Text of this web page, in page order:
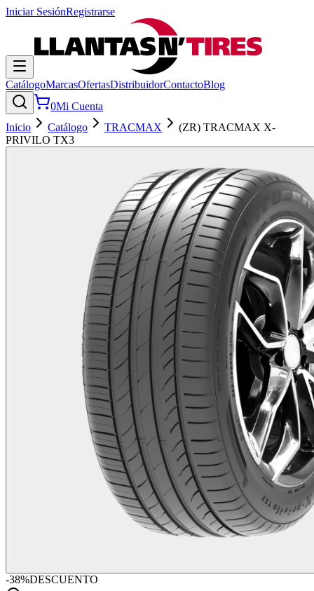
Iniciar SesiónRegistrarse
CatálogoMarcasOfertasDistribuidorContactoBlog
0Mi Cuenta
Inicio
Catálogo TRACMAX
(ZR) TRACMAX X-
PRIVILO TX3
-38%DESCUENTO